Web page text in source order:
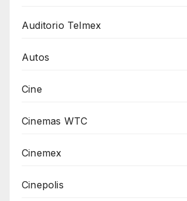
Auditorio Telmex
Autos
Cine
Cinemas WTC
Cinemex
Cinepolis